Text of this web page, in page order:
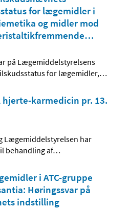
for lægemidler i
og midler mod
…
på Lægemiddelstyrelsens
for lægemidler,…
karmedicin pr. 13.
Lægemiddelstyrelsen har
behandling af…
i ATC-gruppe
Høringssvar på
indstilling